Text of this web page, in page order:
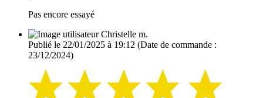
Pas encore essayé
Christelle m.
Publié le 22/01/2025 à 19:12 (Date de commande :
23/12/2024)